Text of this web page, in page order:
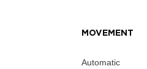
MOVEMENT
Automatic